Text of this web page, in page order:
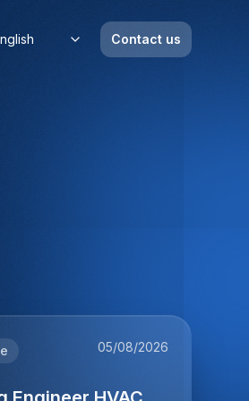
Contact us
05/08/2026